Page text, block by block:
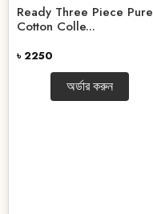
Ready Three Piece Pure
Cotton Colle...
৳ 2250
অর্ডার করুন